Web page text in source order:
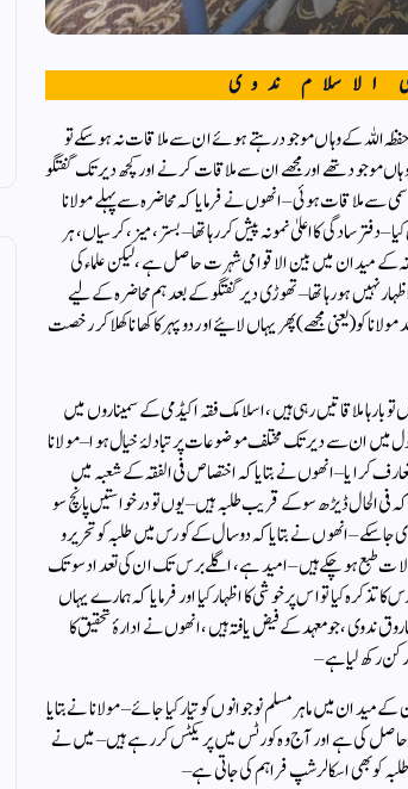
الاسلام ندوی
حفظہ اللہ کے وہاں موجود رہتے ہوئے ان سے ملاقات نہ ہوسکے تو
موجود تھے اور مجھے ان سے ملاقات کرنے اور کچھ دیر تک گفتگو
ملاقات ہوئی – انھوں نے فرمایا کہ محاضرہ سے پہلے مولانا
دفتر سادگی کا اعلیٰ نمونہ پیش کررہا تھا – بستر ، میز ، کرسیاں ، ہر
کے میدان میں بین الاقوامی شہرت حاصل ہے ، لیکن علماء کی
نہیں ہورہا تھا – تھوڑی دیر گفتگو کے بعد ہم محاضرہ کے لیے
کو (یعنی مجھے) پھر یہاں لائیے اور دوپہر کا کھانا کھلا کر رخصت
بارہا ملاقاتیں رہی ہیں ، اسلامک فقہ اکیڈمی کے سمیناروں میں
میں ان سے دیر تک مختلف موضوعات پر تبادلۂ خیال ہوا – مولانا
کرایا – انھوں نے بتایا کہ اختصاص فی الفقہ کے شعبہ میں
فی الحال ڈیڑھ سو کے قریب طلبہ ہیں – یوں تو درخواستیں پانچ سو
جاسکے – انھوں نے بتایا کہ دو سال کے کورس میں طلبہ کو تحریر و
تربیت دی جاتی ہے اور وہ مبسوط مقالات تیار کرتے ہیں – تقریباً 79 مقالات طبع ہوچکے ہیں – امید ہے ، اگلے برس تک ان کی تعداد سو تک
کیا تو اس پر خوشی کا اظہار کیا اور فرمایا کہ ہمارے یہاں
ندوی ، جو معہد کے فیض یافتہ ہیں ، انھوں نے ادارۂ تحقیق کا
رکھ لیا ہے –
میں ماہر مسلم نوجوانوں کو تیار کیا جائے – مولانا نے بتایا
حاصل کی ہے اور آج وہ کورٹس میں پریکٹس کررہے ہیں – میں نے
کو بھی اسکالر شپ فراہم کی جاتی ہے –